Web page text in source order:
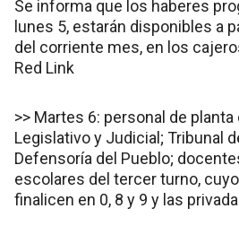
Se informa que los haberes
lunes 5, estarán disponibles a
del corriente mes, en los
Red Link
>> Martes 6: personal de
Legislativo y Judicial; Tribunal
Defensoría del Pueblo;
escolares del tercer turno,
finalicen en 0, 8 y 9 y las